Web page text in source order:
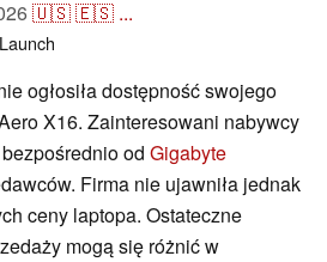
🇺🇸🇪🇸 ...
Launch
ogłosiła dostępność swojego
X16. Zainteresowani nabywcy
od Gigabyte
Firma nie ujawniła jednak
ceny laptopa. Ostateczne
mogą się różnić w